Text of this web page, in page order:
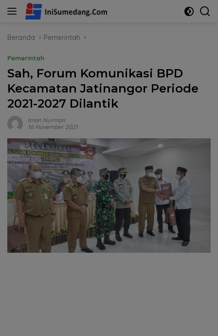
Langsung
Beranda
Pemerintah
Pemerintah
Sah, Forum Komunikasi BPD
Kecamatan Jatinangor Periode
2021-2027 Dilantik
Iman Nurman
16 November 2021